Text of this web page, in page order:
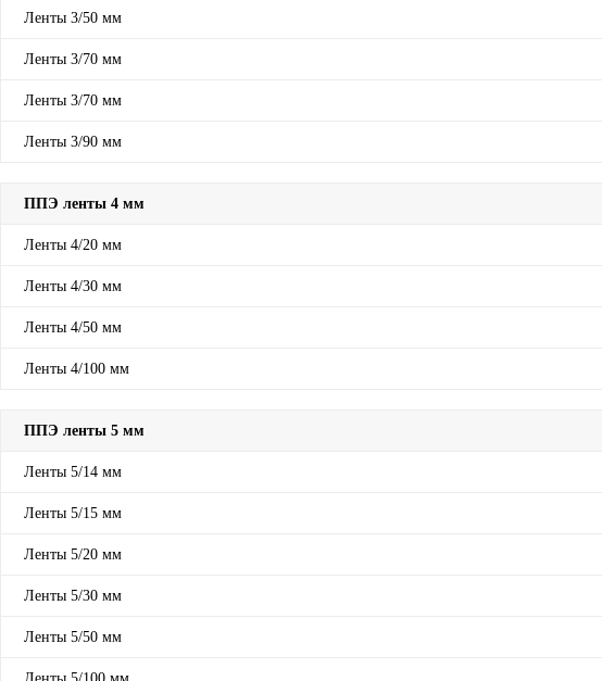
Ленты 3/50 мм
Ленты 3/70 мм
Ленты 3/70 мм
Ленты 3/90 мм
ППЭ ленты 4 мм
Ленты 4/20 мм
Ленты 4/30 мм
Ленты 4/50 мм
Ленты 4/100 мм
ППЭ ленты 5 мм
Ленты 5/14 мм
Ленты 5/15 мм
Ленты 5/20 мм
Ленты 5/30 мм
Ленты 5/50 мм